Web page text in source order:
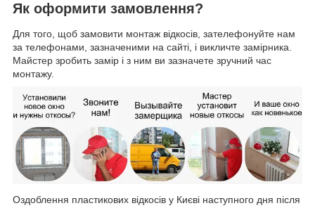
Як оформити замовлення?
Для того, щоб замовити монтаж відкосів, зателефонуйте нам
за телефонами, зазначеними на сайті, і викличте замірника.
Майстер зробить замір і з ним ви зазначете зручний час
монтажу.
Оздоблення пластикових відкосів у Києві наступного дня після